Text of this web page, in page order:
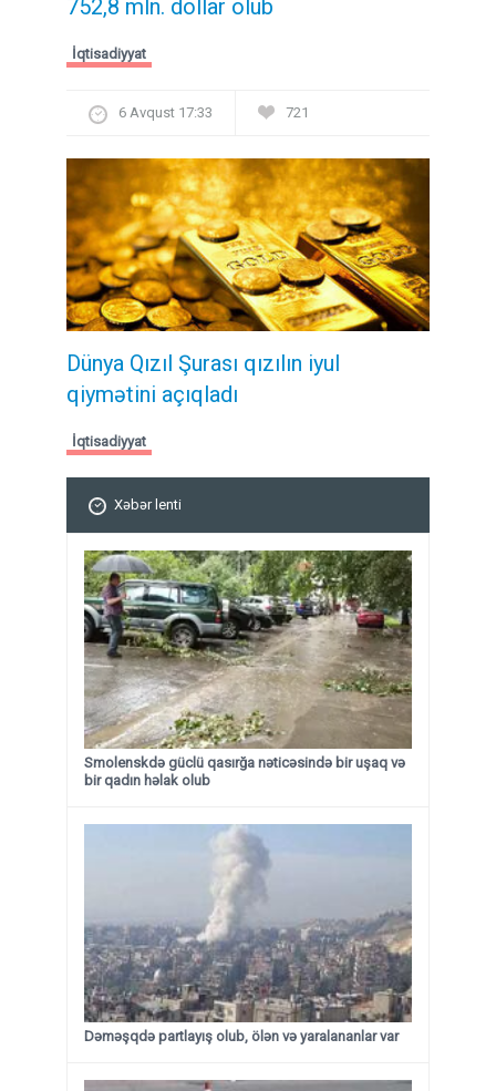
752,8 mln. dollar olub
İqtisadiyyat
6 Avqust 17:33 721
Dünya Qızıl Şurası qızılın iyul
qiymətini açıqladı
İqtisadiyyat
Xəbər lenti
Smolenskdə güclü qasırğa nəticəsində bir uşaq və
bir qadın həlak olub
Dəməşqdə partlayış olub, ölən və yaralananlar var